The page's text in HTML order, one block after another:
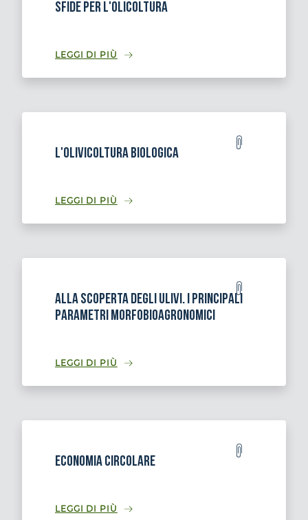
sfide per l'olicoltura
LEGGI DI PIÙ
L'Olivicoltura biologica
LEGGI DI PIÙ
Alla scoperta degli ulivi. I principali
parametri morfobioagronomici
LEGGI DI PIÙ
Economia circolare
LEGGI DI PIÙ